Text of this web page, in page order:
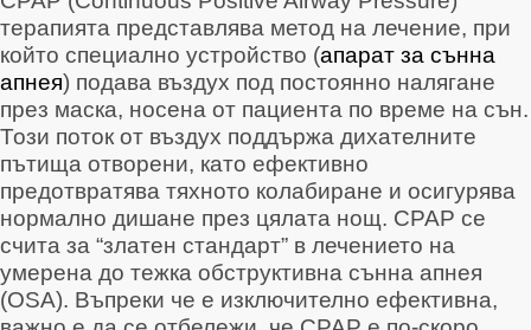
терапията представлява метод на лечение, при
който специално устройство (апарат за сънна
апнея) подава въздух под постоянно налягане
през маска, носена от пациента по време на сън.
Този поток от въздух поддържа дихателните
пътища отворени, като ефективно
предотвратява тяхното колабиране и осигурява
нормално дишане през цялата нощ. CPAP се
счита за “златен стандарт” в лечението на
умерена до тежка обструктивна сънна апнея
(OSA). Въпреки че е изключително ефективна,